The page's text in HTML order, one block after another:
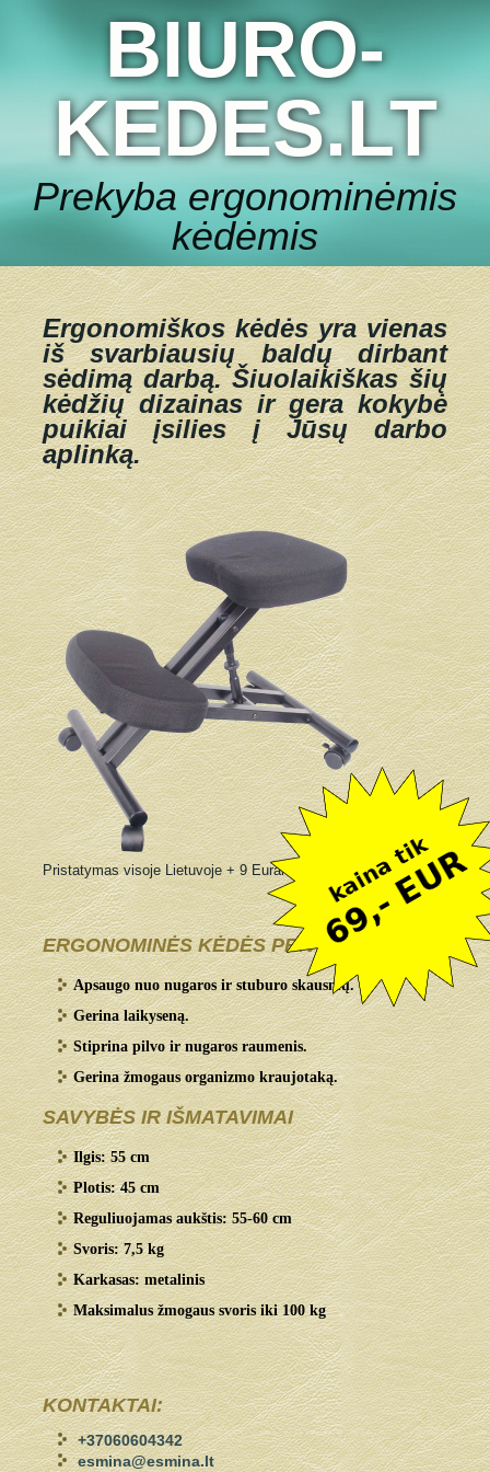
BIURO-
KEDES.LT
Prekyba ergonominėmis
kėdėmis
Ergonomiškos kėdės yra vienas
iš svarbiausių baldų dirbant
sėdimą darbą.Šiuolaikiškas šių
kėdžių dizainas ir gera kokybė
puikiai įsilies į Jūsų darbo
aplinką.
Pristatymas visoje Lietuvoje + 9 Eurai
ERGONOMINĖS KĖDĖS PRIVALUMAI:
Apsaugo nuo nugaros ir stuburo skausmų.
Gerina laikyseną.
Stiprina pilvo ir nugaros raumenis.
Gerina žmogaus organizmo kraujotaką.
SAVYBĖS IR IŠMATAVIMAI
Ilgis: 55 cm
Plotis: 45 cm
Reguliuojamas aukštis: 55-60 cm
Svoris: 7,5 kg
Karkasas: metalinis
Maksimalus žmogaus svoris iki 100 kg
KONTAKTAI:
+37060604342
esmina@esmina.lt